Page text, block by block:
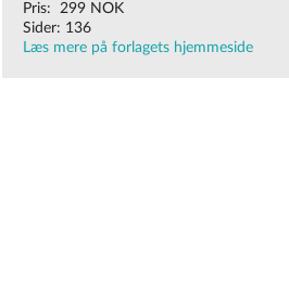
Pris: 299 NOK
Sider: 136
Læs mere på forlagets hjemmeside